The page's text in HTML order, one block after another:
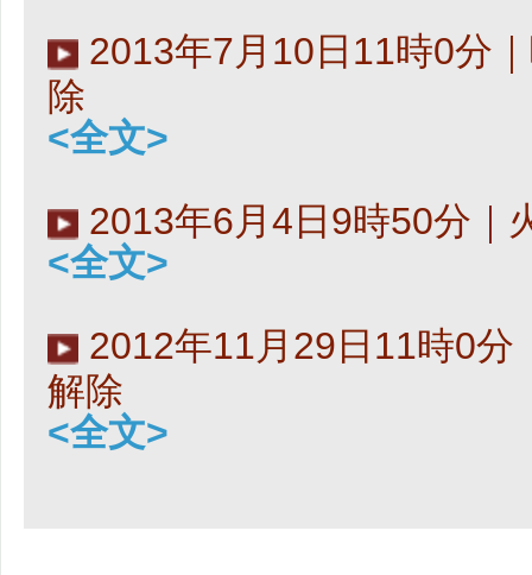
2013年7月10日11時0分
除
<全文>
2013年6月4日9時50分｜
<全文>
2012年11月29日11時0分
解除
<全文>